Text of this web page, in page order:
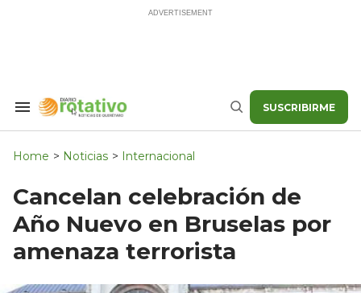
Search
Navigation
Buscar SUSCRIBIRME
Home > Noticias > Internacional
Cancelan celebración de
Año Nuevo en Bruselas por
amenaza terrorista